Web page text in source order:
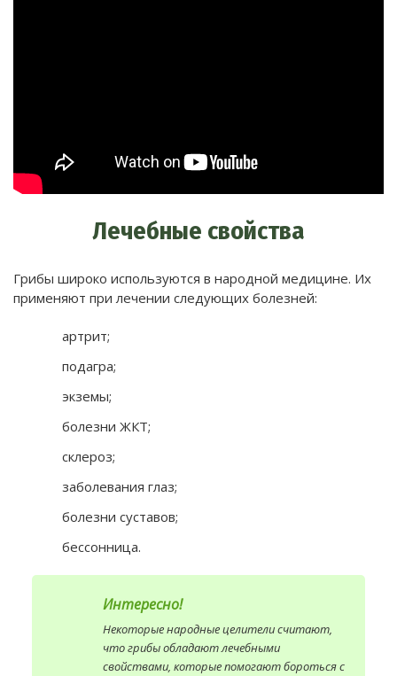
Лечебные свойства
Грибы широко используются в народной медицине. Их
применяют при лечении следующих болезней:
артрит;
подагра;
экземы;
болезни ЖКТ;
склероз;
заболевания глаз;
болезни суставов;
бессонница.
Интересно!
Некоторые народные целители считают,
что грибы обладают лечебными
свойствами, которые помогают бороться с